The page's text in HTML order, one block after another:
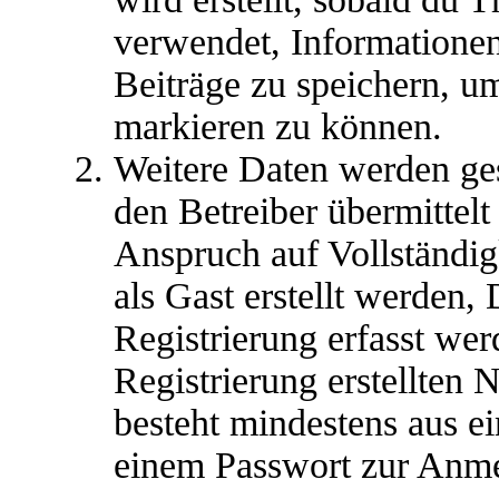
verwendet,
Beiträge zu speichern,
markieren zu können.
Weitere Daten werden
den Betreiber
Anspruch auf
als Gast erstellt werden,
Registrierung erfasst
Registrierung erstellten
besteht mindestens aus
einem Passwort zur